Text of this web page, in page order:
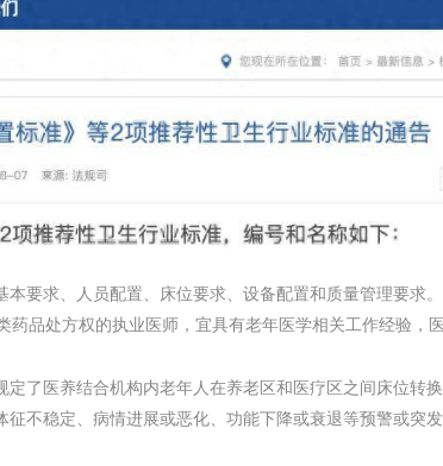
要求、人员配置、床位要求、设备配置和质量管理要求
品处方权的执业医师，宜具有老年医学相关工作经验，
定了医养结合机构内老年人在养老区和医疗区之间床位转
不稳定、病情进展或恶化、功能下降或衰退等预警或突